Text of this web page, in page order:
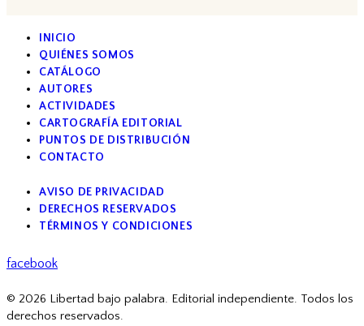
INICIO
QUIÉNES SOMOS
CATÁLOGO
AUTORES
ACTIVIDADES
CARTOGRAFÍA EDITORIAL
PUNTOS DE DISTRIBUCIÓN
CONTACTO
AVISO DE PRIVACIDAD
DERECHOS RESERVADOS
TÉRMINOS Y CONDICIONES
facebook
© 2026 Libertad bajo palabra. Editorial independiente. Todos los
derechos reservados.